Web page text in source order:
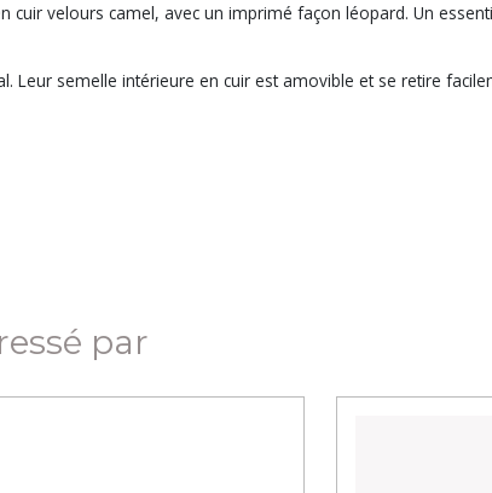
velours camel, avec un imprimé façon léopard. Un
Leur semelle intérieure en cuir est amovible et se retire
par